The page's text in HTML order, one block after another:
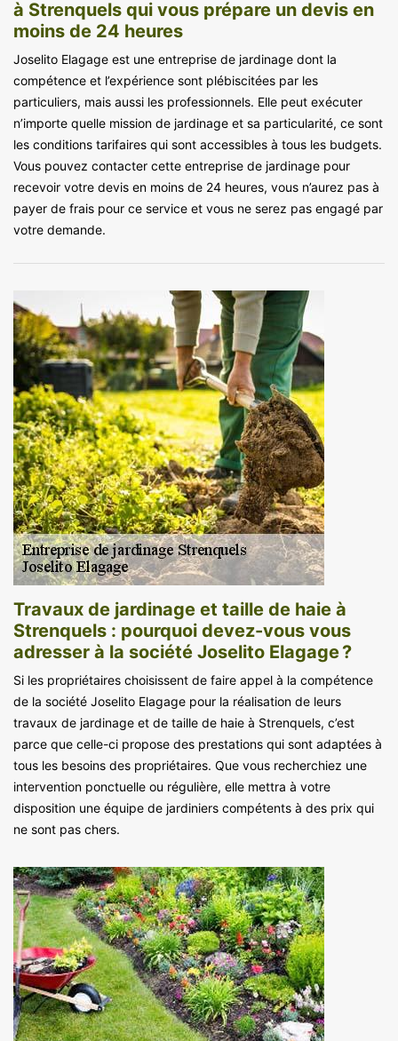
à Strenquels qui vous prépare un devis en
moins de 24 heures
Joselito Elagage est une entreprise de jardinage dont la
compétence et l’expérience sont plébiscitées par les
particuliers, mais aussi les professionnels. Elle peut exécuter
n’importe quelle mission de jardinage et sa particularité, ce sont
les conditions tarifaires qui sont accessibles à tous les budgets.
Vous pouvez contacter cette entreprise de jardinage pour
recevoir votre devis en moins de 24 heures, vous n’aurez pas à
payer de frais pour ce service et vous ne serez pas engagé par
votre demande.
Travaux de jardinage et taille de haie à
Strenquels : pourquoi devez-vous vous
adresser à la société Joselito Elagage ?
Si les propriétaires choisissent de faire appel à la compétence
de la société Joselito Elagage pour la réalisation de leurs
travaux de jardinage et de taille de haie à Strenquels, c’est
parce que celle-ci propose des prestations qui sont adaptées à
tous les besoins des propriétaires. Que vous recherchiez une
intervention ponctuelle ou régulière, elle mettra à votre
disposition une équipe de jardiniers compétents à des prix qui
ne sont pas chers.